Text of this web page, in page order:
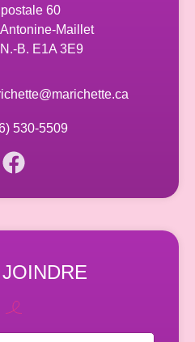
60
Maillet
B. E1A 3E9
530-5509